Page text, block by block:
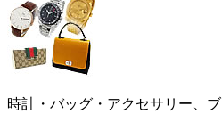
時計・バッグ・アクセサリー、